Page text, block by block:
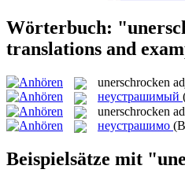
Wörterbuch:
translations and
unerschrocken
неустрашимый
unerschrocken
неустрашимо
Beispielsätze mit